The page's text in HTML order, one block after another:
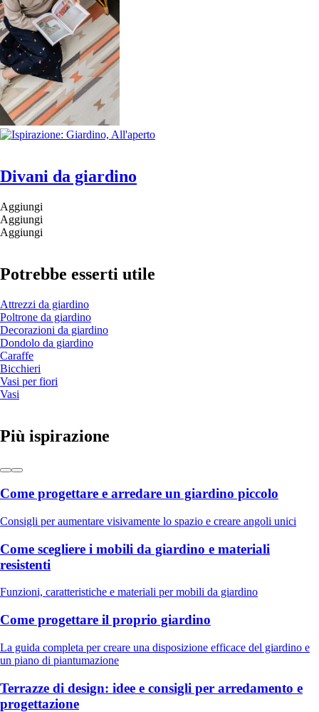
Divani da giardino
Aggiungi
Aggiungi
Aggiungi
Potrebbe esserti utile
Attrezzi da giardino
Poltrone da giardino
Decorazioni da giardino
Dondolo da giardino
Caraffe
Bicchieri
Vasi per fiori
Vasi
Più ispirazione
Come progettare e arredare un giardino piccolo
Consigli per aumentare visivamente lo spazio e creare angoli unici
Come scegliere i mobili da giardino e materiali
resistenti
Funzioni, caratteristiche e materiali per mobili da giardino
Come progettare il proprio giardino
La guida completa per creare una disposizione efficace del giardino e
un piano di piantumazione
Terrazze di design: idee e consigli per arredamento e
progettazione